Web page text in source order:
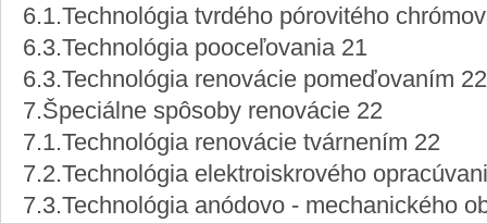
6.1.Technológia tvrdého pórovitého
6.3.Technológia pooceľovania 21
6.3.Technológia renovácie pomeďovaním 22
7.Špeciálne spôsoby renovácie 22
7.1.Technológia renovácie tvárnením 22
7.2.Technológia elektroiskrového
7.3.Technológia anódovo - mechanického